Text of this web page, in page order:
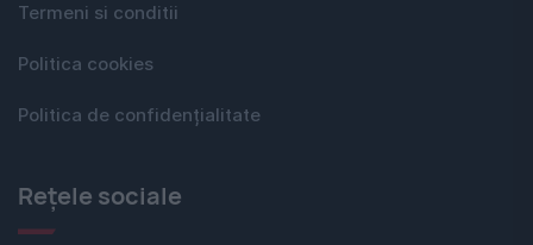
Termeni si conditii
Politica cookies
Politica de confidențialitate
Rețele sociale